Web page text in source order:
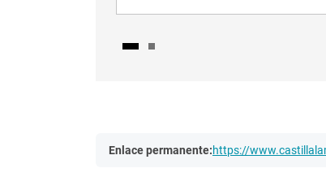
Enlace permanente:https://